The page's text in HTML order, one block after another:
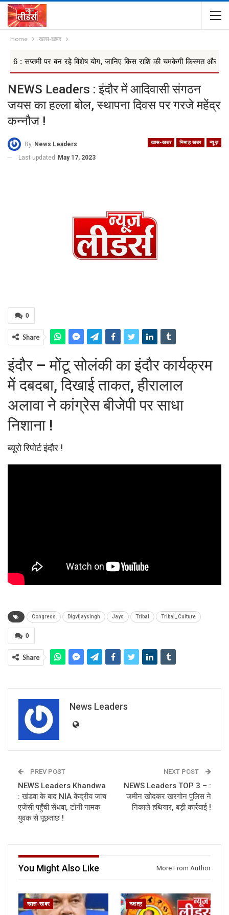
Home खास-खबर
पर बन रहे विशेष योग, जानिए किस राशि की चमकेगी किस्मत और किसे ब...
NEWS Leaders : इंदौर में आदिवासी संगठन
जयस का हल्ला बोल, स्थापना दिवस पर गरजे महेंद्र
कन्नौज !
खास-खबर निमाड़ खबर न्यूज़
By News Leaders
Last updated May 17, 2023
0
Share
इंदौर – मोंटू सोलंकी का इंदौर कार्यक्रम
में दबदबा, दिखाई ताकत, हीरालाल
अलावा ने कांग्रेस बीजेपी पर साधा
निशाना !
ब्यूरो रिपोर्ट इंदौर !
Congress Digvijaysingh Jays Tribal Tribal_Culture
0
Share
News Leaders
PREV POST
NEWS Leaders Khandwa
: खंडवा के बाद NIA केंद्रीय जांच
एजेंसी पहुँची सेंधवा, टोनी नामक
युवक से पूछताछ !
NEXT POST
NEWS Leaders TOP 3 – :
जमीन खोदकर खरगोन पुलिस ने
निकाले हथियार, बड़ी कार्रवाई !
You Might Also Like More From Author
खास-खबर नक्षत्र